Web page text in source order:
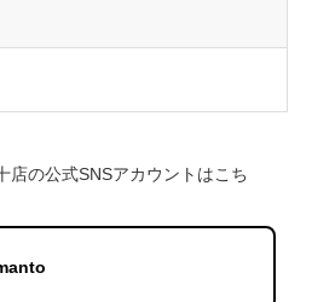
店の公式SNSアカウントはこち